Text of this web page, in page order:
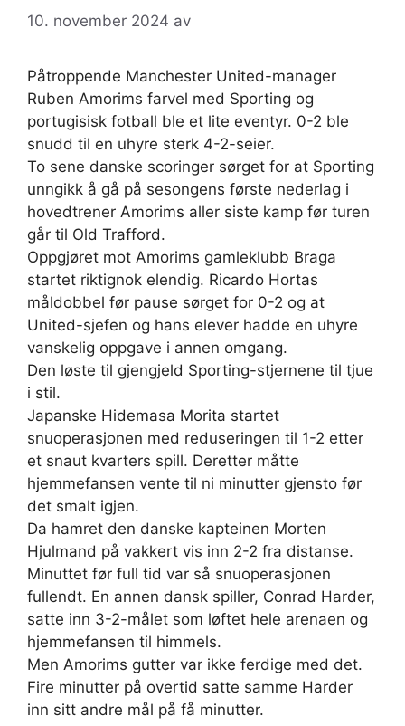
10. november 2024 av
Påtroppende Manchester United-manager
Ruben Amorims farvel med Sporting og
portugisisk fotball ble et lite eventyr. 0-2 ble
snudd til en uhyre sterk 4-2-seier.
To sene danske scoringer sørget for at Sporting
unngikk å gå på sesongens første nederlag i
hovedtrener Amorims aller siste kamp før turen
går til Old Trafford.
Oppgjøret mot Amorims gamleklubb Braga
startet riktignok elendig. Ricardo Hortas
måldobbel før pause sørget for 0-2 og at
United-sjefen og hans elever hadde en uhyre
vanskelig oppgave i annen omgang.
Den løste til gjengjeld Sporting-stjernene til tjue
i stil.
Japanske Hidemasa Morita startet
snuoperasjonen med reduseringen til 1-2 etter
et snaut kvarters spill. Deretter måtte
hjemmefansen vente til ni minutter gjensto før
det smalt igjen.
Da hamret den danske kapteinen Morten
Hjulmand på vakkert vis inn 2-2 fra distanse.
Minuttet før full tid var så snuoperasjonen
fullendt. En annen dansk spiller, Conrad Harder,
satte inn 3-2-målet som løftet hele arenaen og
hjemmefansen til himmels.
Men Amorims gutter var ikke ferdige med det.
Fire minutter på overtid satte samme Harder
inn sitt andre mål på få minutter.